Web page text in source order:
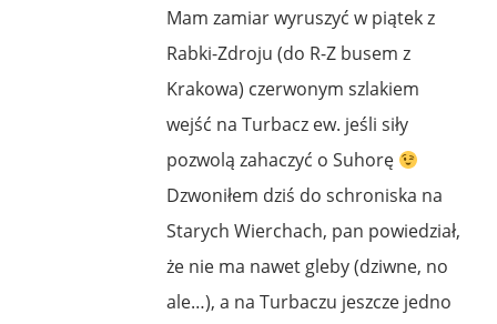
Mam zamiar wyruszyć w piątek z
Rabki-Zdroju (do R-Z busem z
Krakowa) czerwonym szlakiem
wejść na Turbacz ew. jeśli siły
pozwolą zahaczyć o Suhorę
Dzwoniłem dziś do schroniska na
Starych Wierchach, pan powiedział,
że nie ma nawet gleby (dziwne, no
ale…), a na Turbaczu jeszcze jedno